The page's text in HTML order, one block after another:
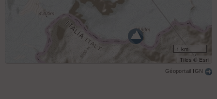
1 km
Tiles © Esri
Géoportail IGN